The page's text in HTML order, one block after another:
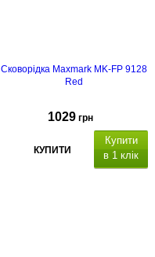
Сковорідка Maxmark MK-FP 9128
Red
1029 грн
КУПИТИ
Купити
в 1 клік